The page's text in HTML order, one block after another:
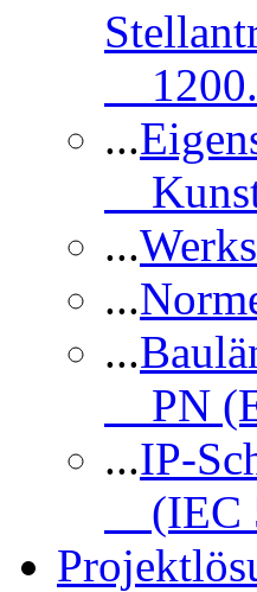
...
...
...
...
PN
...IP-
(IEC